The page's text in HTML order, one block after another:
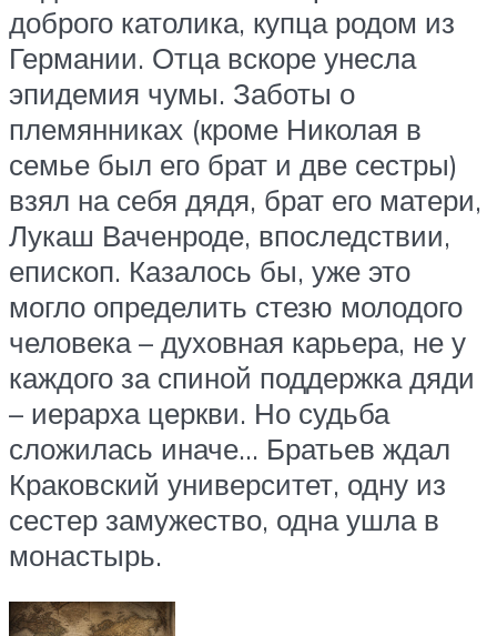
доброго католика, купца родом из
Германии. Отца вскоре унесла
эпидемия чумы. Заботы о
племянниках (кроме Николая в
семье был его брат и две сестры)
взял на себя дядя, брат его матери,
Лукаш Ваченроде, впоследствии,
епископ. Казалось бы, уже это
могло определить стезю молодого
человека – духовная карьера, не у
каждого за спиной поддержка дяди
– иерарха церкви. Но судьба
сложилась иначе… Братьев ждал
Краковский университет, одну из
сестер замужество, одна ушла в
монастырь.